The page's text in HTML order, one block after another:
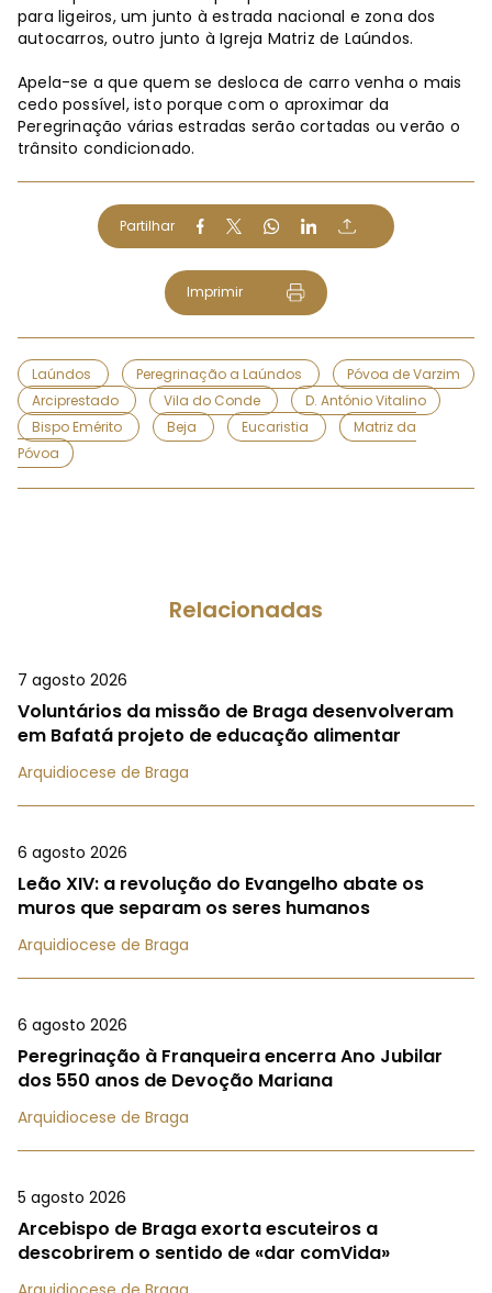
para ligeiros, um junto à estrada nacional e zona dos
autocarros, outro junto à Igreja Matriz de Laúndos.
Apela-se a que quem se desloca de carro venha o mais
cedo possível, isto porque com o aproximar da
Peregrinação várias estradas serão cortadas ou verão o
trânsito condicionado.
Partilhar
Imprimir
Laúndos Peregrinação a Laúndos
Póvoa de Varzim
Arciprestado
Vila do Conde
D. António Vitalino
Bispo Emérito
Beja Eucaristia
Matriz da
Póvoa
Relacionadas
7 agosto 2026
Voluntários da missão de Braga desenvolveram
em Bafatá projeto de educação alimentar
Arquidiocese de Braga
6 agosto 2026
Leão XIV: a revolução do Evangelho abate os
muros que separam os seres humanos
Arquidiocese de Braga
6 agosto 2026
Peregrinação à Franqueira encerra Ano Jubilar
dos 550 anos de Devoção Mariana
Arquidiocese de Braga
5 agosto 2026
Arcebispo de Braga exorta escuteiros a
descobrirem o sentido de «dar comVida»